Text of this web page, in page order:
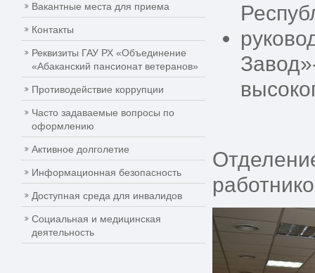
Вакантные места для приема
Контакты
Реквизиты ГАУ РХ «Объединение
«Абаканский пансионат ветеранов»
Противодействие коррупции
Часто задаваемые вопросы по
оформлению
Активное долголетие
Информационная безопасность
Доступная среда для инвалидов
Социальная и медицинская
деятельность